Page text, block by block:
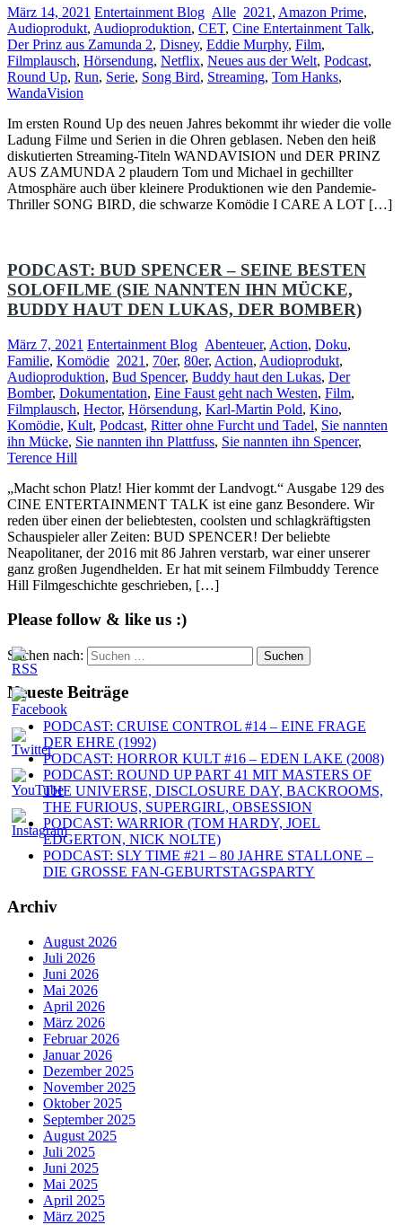
März 14, 2021 Entertainment Blog Alle 2021 , Amazon Prime,
Audioprodukt, Audioproduktion, CET, Cine Entertainment Talk,
Der Prinz aus Zamunda 2, Disney, Eddie Murphy, Film,
Filmplausch, Hörsendung, Netflix, Neues aus der Welt, Podcast,
Round Up, Run, Serie, Song Bird, Streaming, Tom Hanks,
WandaVision
Im ersten Round Up des neuen Jahres bekommt ihr wieder die volle
Ladung Filme und Serien in die Ohren geblasen. Neben den heiß
diskutierten Streaming-Titeln WANDAVISION und DER PRINZ
AUS ZAMUNDA 2 plaudern Tom und Michael in gechillter
Atmosphäre auch über kleinere Produktionen wie den Pandemie-
Thriller SONG BIRD, die schwarze Komödie I CARE A LOT […]
PODCAST: BUD SPENCER – SEINE BESTEN
SOLOFILME (SIE NANNTEN IHN MÜCKE,
BUDDY HAUT DEN LUKAS, DER BOMBER)
März 7, 2021 Entertainment Blog Abenteuer, Action, Doku,
Familie, Komödie 2021 , 70er, 80er, Action, Audioprodukt,
Audioproduktion, Bud Spencer, Buddy haut den Lukas, Der
Bomber, Dokumentation, Eine Faust geht nach Westen, Film,
Filmplausch, Hector, Hörsendung, Karl-Martin Pold, Kino,
Komödie, Kult, Podcast, Ritter ohne Furcht und Tadel, Sie nannten
ihn Mücke, Sie nannten ihn Plattfuss, Sie nannten ihn Spencer,
Terence Hill
„Macht schon Platz! Hier kommt der Landvogt.“ Ausgabe 129 des
CINE ENTERTAINMENT TALK ist eine ganz Besondere. Wir
reden über einen der beliebtesten, coolsten und schlagkräftigsten
Schauspieler aller Zeiten: BUD SPENCER! Der beliebte
Neapolitaner, der 2016 mit 86 Jahren verstarb, war einer unserer
ganz großen Jugendhelden. Er hat mit seinem Filmbuddy Terence
Hill Filmgeschichte geschrieben, […]
Please follow & like us :)
Suchen nach:
Neueste Beiträge
PODCAST: CRUISE CONTROL #14 – EINE FRAGE
DER EHRE (1992)
PODCAST: HORROR KULT #16 – EDEN LAKE (2008)
PODCAST: ROUND UP PART 41 MIT MASTERS OF
THE UNIVERSE, DISCLOSURE DAY, BACKROOMS,
THE FURIOUS, SUPERGIRL, OBSESSION
PODCAST: WARRIOR (TOM HARDY, JOEL
EDGERTON, NICK NOLTE)
PODCAST: SLY TIME #21 – 80 JAHRE STALLONE –
DIE GROSSE FAN-GEBURTSTAGSPARTY
Archiv
August 2026
Juli 2026
Juni 2026
Mai 2026
April 2026
März 2026
Februar 2026
Januar 2026
Dezember 2025
November 2025
Oktober 2025
September 2025
August 2025
Juli 2025
Juni 2025
Mai 2025
April 2025
März 2025